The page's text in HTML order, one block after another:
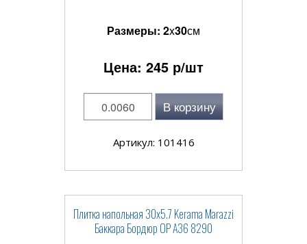
Размеры: 2x30см
Цена: 245 р/шт
В корзину
Артикул: 101416
Плитка напольная 30x5.7 Kerama Marazzi
Баккара Бордюр OP A36 8290